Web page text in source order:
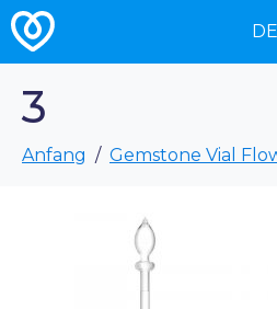
DE
3
Anfang Gemstone Vial